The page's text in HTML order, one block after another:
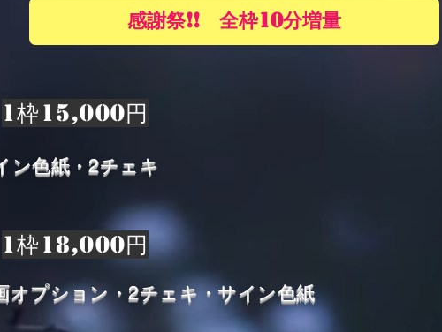
感謝祭!! 全枠10分増量
​1枠15,000円
ン色紙・2チェキ
​1枠18,000円
オプション・2チェキ・サイン色紙